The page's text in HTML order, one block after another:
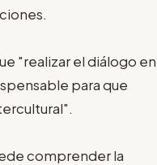
"realizar el diálogo en
para que
comprender la